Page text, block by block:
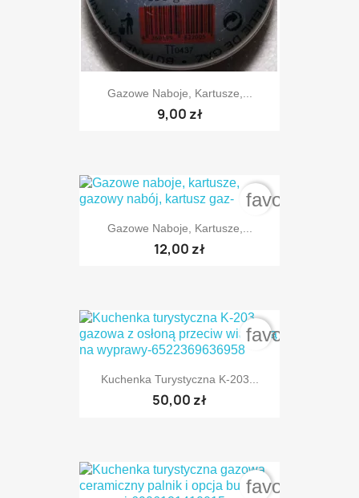
Gazowe Naboje, Kartusze,...
9,00 zł
Gazowe Naboje, Kartusze,...
12,00 zł
Kuchenka Turystyczna K-203...
50,00 zł